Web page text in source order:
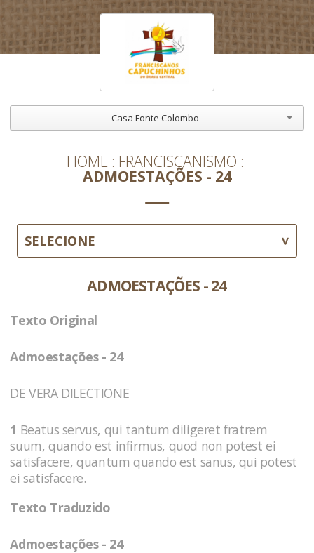
Casa Fonte Colombo
HOME FRANCISCANISMO
ADMOESTAÇÕES - 24
SELECIONE
ADMOESTAÇÕES - 24
Texto Original
Admoestações - 24
DE VERA DILECTIONE
1 Beatus servus, qui tantum diligeret fratrem
suum, quando est infirmus, quod non potest ei
satisfacere, quantum quando est sanus, qui potest
ei satisfacere.
Texto Traduzido
Admoestações - 24